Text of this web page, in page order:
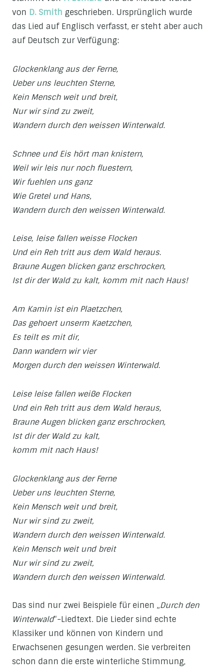
von D. Smith geschrieben. Ursprünglich wurde
das Lied auf Englisch verfasst, er steht aber auch
auf Deutsch zur Verfügung:
Glockenklang aus der Ferne,
Ueber uns leuchten Sterne,
Kein Mensch weit und breit,
Nur wir sind zu zweit,
Wandern durch den weissen Winterwald.
Schnee und Eis hört man knistern,
Weil wir leis nur noch fluestern,
Wir fuehlen uns ganz
Wie Gretel und Hans,
Wandern durch den weissen Winterwald.
Leise, leise fallen weisse Flocken
Und ein Reh tritt aus dem Wald heraus.
Braune Augen blicken ganz erschrocken,
Ist dir der Wald zu kalt, komm mit nach Haus!
Am Kamin ist ein Plaetzchen,
Das gehoert unserm Kaetzchen,
Es teilt es mit dir,
Dann wandern wir vier
Morgen durch den weissen Winterwald.
Leise leise fallen weiße Flocken
Und ein Reh tritt aus dem Wald heraus,
Braune Augen blicken ganz erschrocken,
Ist dir der Wald zu kalt,
komm mit nach Haus!
Glockenklang aus der Ferne
Ueber uns leuchten Sterne,
Kein Mensch weit und breit,
Nur wir sind zu zweit,
Wandern durch den weissen Winterwald.
Kein Mensch weit und breit
Nur wir sind zu zweit,
Wandern durch den weissen Winterwald.
Das sind nur zwei Beispiele für einen „Durch den
Winterwald“-Liedtext. Die Lieder sind echte
Klassiker und können von Kindern und
Erwachsenen gesungen werden. Sie verbreiten
schon dann die erste winterliche Stimmung,